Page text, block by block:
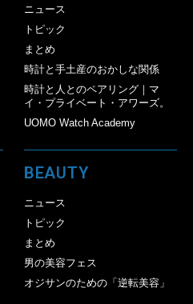
ニュース
トピック
まとめ
時計と手土産のおかしな関係
時計と人とのペアリング｜マ
イ・プライベート・アワーズ。
UOMO Watch Academy
BEAUTY
ニュース
トピック
まとめ
男の美容フェス
オジサンのための「逆転美容」